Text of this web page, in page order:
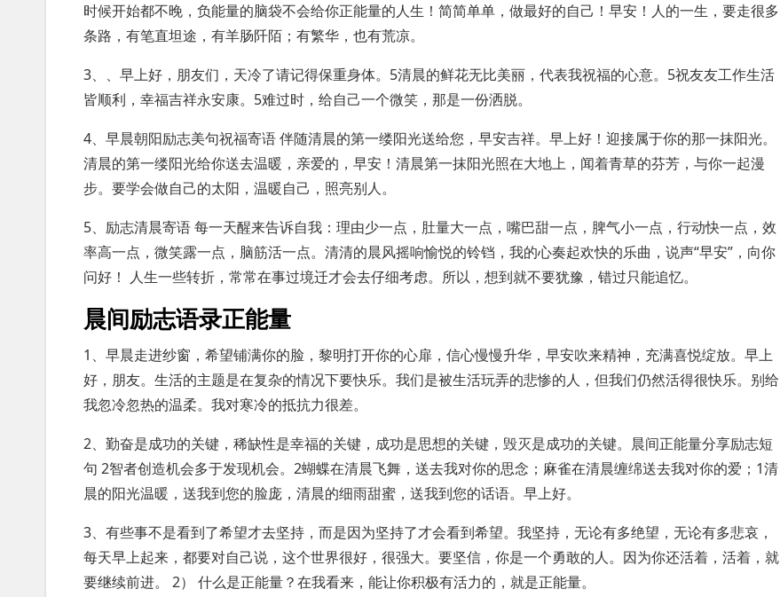
时候开始都不晚，负能量的脑袋不会给你正能量的人生！简简单单，做最好的自己！早安！人的一生，要走很多
条路，有笔直坦途，有羊肠阡陌；有繁华，也有荒凉。
3、、早上好，朋友们，天冷了请记得保重身体。5清晨的鲜花无比美丽，代表我祝福的心意。5祝友友工作生活
皆顺利，幸福吉祥永安康。5难过时，给自己一个微笑，那是一份洒脱。
4、早晨朝阳励志美句祝福寄语 伴随清晨的第一缕阳光送给您，早安吉祥。早上好！迎接属于你的那一抹阳光。
清晨的第一缕阳光给你送去温暖，亲爱的，早安！清晨第一抹阳光照在大地上，闻着青草的芬芳，与你一起漫
步。要学会做自己的太阳，温暖自己，照亮别人。
5、励志清晨寄语 每一天醒来告诉自我：理由少一点，肚量大一点，嘴巴甜一点，脾气小一点，行动快一点，效
率高一点，微笑露一点，脑筋活一点。清清的晨风摇响愉悦的铃铛，我的心奏起欢快的乐曲，说声“早安”，向你
问好！ 人生一些转折，常常在事过境迁才会去仔细考虑。所以，想到就不要犹豫，错过只能追忆。
晨间励志语录正能量
1、早晨走进纱窗，希望铺满你的脸，黎明打开你的心扉，信心慢慢升华，早安吹来精神，充满喜悦绽放。早上
好，朋友。生活的主题是在复杂的情况下要快乐。我们是被生活玩弄的悲惨的人，但我们仍然活得很快乐。别给
我忽冷忽热的温柔。我对寒冷的抵抗力很差。
2、勤奋是成功的关键，稀缺性是幸福的关键，成功是思想的关键，毁灭是成功的关键。晨间正能量分享励志短
句 2智者创造机会多于发现机会。2蝴蝶在清晨飞舞，送去我对你的思念；麻雀在清晨缠绵送去我对你的爱；1清
晨的阳光温暖，送我到您的脸庞，清晨的细雨甜蜜，送我到您的话语。早上好。
3、有些事不是看到了希望才去坚持，而是因为坚持了才会看到希望。我坚持，无论有多绝望，无论有多悲哀，
每天早上起来，都要对自己说，这个世界很好，很强大。要坚信，你是一个勇敢的人。因为你还活着，活着，就
要继续前进。 2） 什么是正能量？在我看来，能让你积极有活力的，就是正能量。